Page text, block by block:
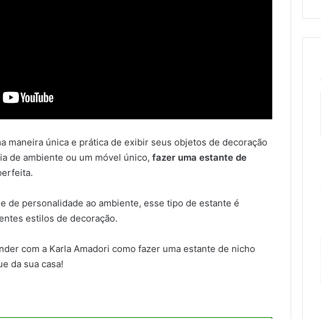
maneira única e prática de exibir seus objetos de decoração
de ambiente ou um móvel único, fazer uma estante de
de personalidade ao ambiente, esse tipo de estante é
estilos de decoração.
com a Karla Amadori como fazer uma estante de nicho
da sua casa!